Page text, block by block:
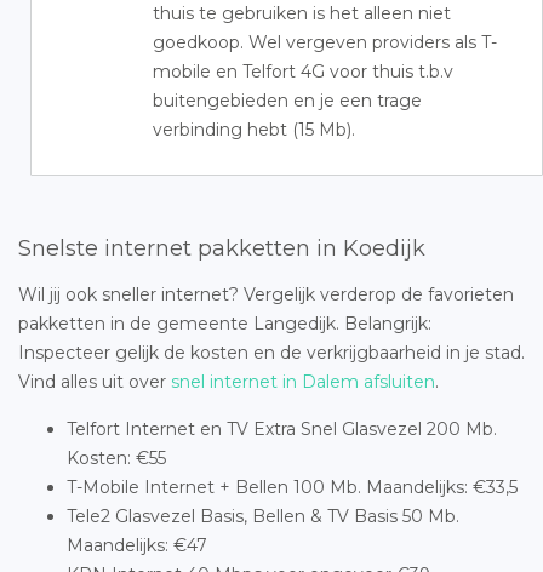
thuis te gebruiken is het alleen niet
goedkoop. Wel vergeven providers als T-
mobile en Telfort 4G voor thuis t.b.v
buitengebieden en je een trage
verbinding hebt (15 Mb).
Snelste internet pakketten in Koedijk
Wil jij ook sneller internet? Vergelijk verderop de favorieten
pakketten in de gemeente Langedijk. Belangrijk:
Inspecteer gelijk de kosten en de verkrijgbaarheid in je stad.
Vind alles uit over snel internet in Dalem afsluiten.
Telfort Internet en TV Extra Snel Glasvezel 200 Mb.
Kosten: €55
T-Mobile Internet + Bellen 100 Mb. Maandelijks: €33,5
Tele2 Glasvezel Basis, Bellen & TV Basis 50 Mb.
Maandelijks: €47